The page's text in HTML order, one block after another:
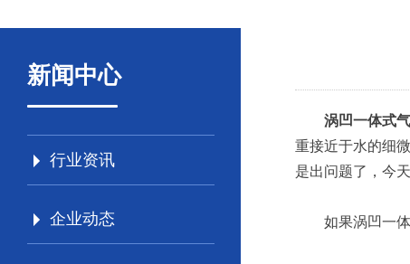
新闻中心
行业资讯
企业动态
涡凹一体式
重接近于水的细
是出问题了，今
如果涡凹一